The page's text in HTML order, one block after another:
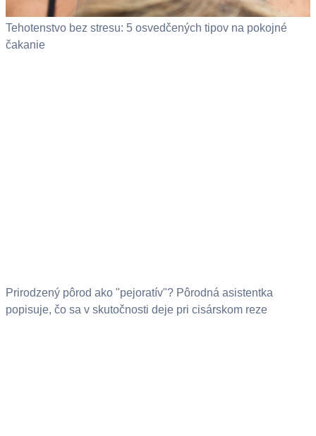
Tehotenstvo bez stresu: 5 osvedčených tipov na pokojné
čakanie
Prirodzený pôrod ako "pejoratív"? Pôrodná asistentka
popisuje, čo sa v skutočnosti deje pri cisárskom reze